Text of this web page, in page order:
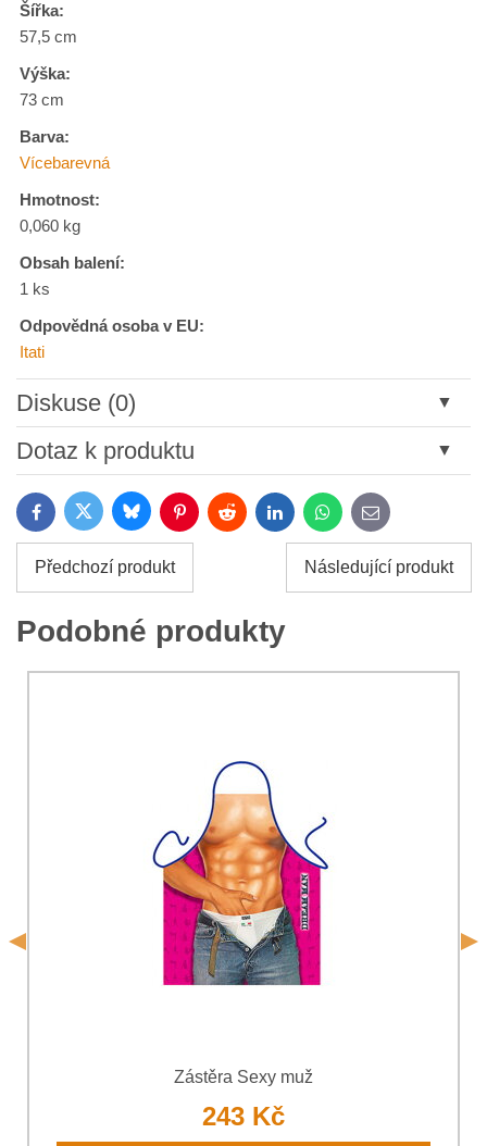
Šířka:
57,5 cm
Výška:
73 cm
Barva:
Vícebarevná
Hmotnost:
0,060 kg
Obsah balení:
1 ks
Odpovědná osoba v EU:
Itati
Diskuse (0)
Nový komentář
Název:
Jméno:*
Souhlasím se zpracováním osobních údajů za účelem
odeslání formuláře. Seznámil jsem se s podmínkami
společnosti Bomba s.r.o.*
Dotaz k produktu
*
Váš e-mail:*
FacebookTwitter BlueskyPinterestReddit LinkedInWhatsApp
E-
mail
Předchozí produkt Následující produkt
Podobné produkty
Zástěra Sexy muž
243 Kč